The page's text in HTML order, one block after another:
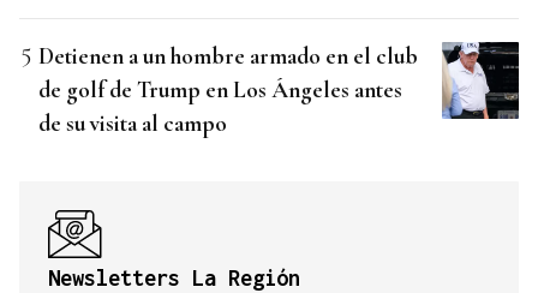
Detienen a un hombre armado en el club
de golf de Trump en Los Ángeles antes
de su visita al campo
Newsletters La Región